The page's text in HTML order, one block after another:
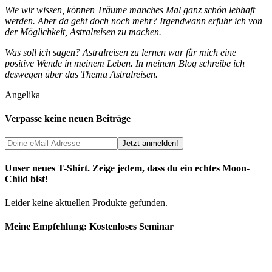
Wie wir wissen, können Träume manches Mal ganz schön lebhaft
werden. Aber da geht doch noch mehr? Irgendwann erfuhr ich von
der Möglichkeit, Astralreisen zu machen.
Was soll ich sagen? Astralreisen zu lernen war für mich eine
positive Wende in meinem Leben. In meinem Blog schreibe ich
deswegen über das Thema Astralreisen.
Angelika
Verpasse keine neuen Beiträge
Unser neues T-Shirt. Zeige jedem, dass du ein echtes Moon-
Child bist!
Leider keine aktuellen Produkte gefunden.
Meine Empfehlung: Kostenloses Seminar